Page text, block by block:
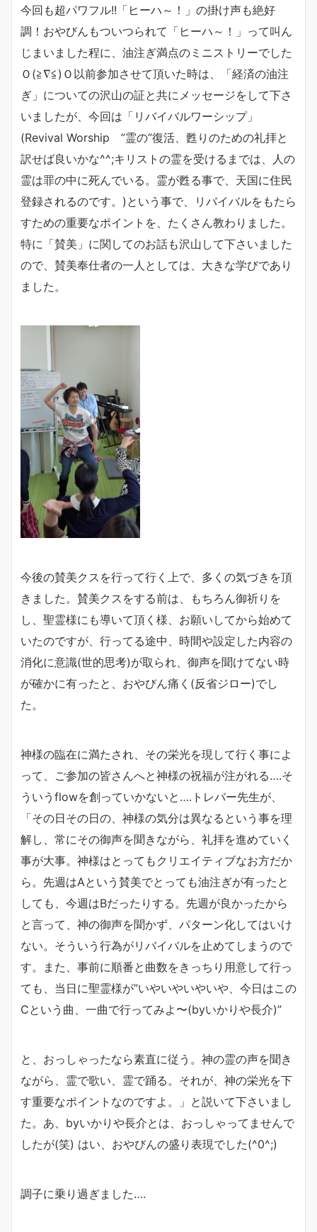
今回も超パワフル!!「ヒーハ～！」の掛け声も絶好
調！おやびんもついつられて「ヒーハ～！」って叫ん
じまいました程に、油注ぎ満点のミニストリーでした
Ｏ(≧∇≦)Ｏ以前参加させて頂いた時は、
「経済の油注
ぎ」についての沢山の証と共にメッセージをして下さ
いましたが、今回は「リバイバルワーシップ」
(Revival Worship ”霊の”復活、甦りのための礼拝と
訳せば良いかな^^;キリストの霊を受けるまでは、人の
霊は罪の中に死んでいる。霊が甦る事で、天国に住民
登録されるのです。)という事で、リバイバルをもたら
すための重要なポイントを、たくさん教わりました。
特に「賛美」に関してのお話も沢山して下さいました
ので、賛美奉仕者の一人としては、大きな学びであり
ました。
今後の賛美クスを行って行く上で、多くの気づきを頂
きました。賛美クスをする前は、もちろん御祈りを
し、聖霊様にも導いて頂く様、お願いしてから始めて
いたのですが、行ってる途中、時間や設定した内容の
消化に意識(世的思考)が取られ、御声を聞けてない時
が確かに有ったと、おやびん痛く(反省ジロー)でし
た。
神様の臨在に満たされ、その栄光を現して行く事によ
って、ご参加の皆さんへと神様の祝福が注がれる….そ
ういうflowを創っていかないと….トレバー先生が、
「その日その日の、神様の気分は異なるという事を理
解し、常にその御声を聞きながら、礼拝を進めていく
事が大事。神様はとってもクリエイティブなお方だか
ら。先週はAという賛美でとっても油注ぎが有ったと
しても、今週はBだったりする。先週が良かったから
と言って、神の御声を聞かず、パターン化してはいけ
ない。そういう行為がリバイバルを止めてしまうので
す。また、事前に順番と曲数をきっちり用意して行っ
ても、当日に聖霊様が”いやいやいやいや、今日はこの
Cという曲、一曲で行ってみよ〜(byいかりや長介)”
と、おっしゃったなら素直に従う。神の霊の声を聞き
ながら、霊で歌い、霊で踊る。それが、神の栄光を下
す重要なポイントなのですよ。」と説いて下さいまし
た。あ、byいかりや長介とは、おっしゃってませんで
したが(笑) はい、おやびんの盛り表現でした(^0^;)
調子に乗り過ぎました….